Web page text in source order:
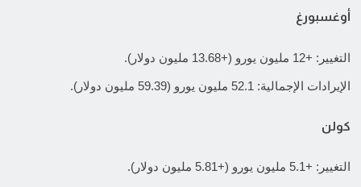
أوغسبورغ
التغيير: +12 مليون يورو (+13.68 مليون دولار).
الإيرادات الإجمالية: 52.1 مليون يورو (59.39 مليون دولار).
كولن
التغيير: +5.1 مليون يورو (+5.81 مليون دولار).